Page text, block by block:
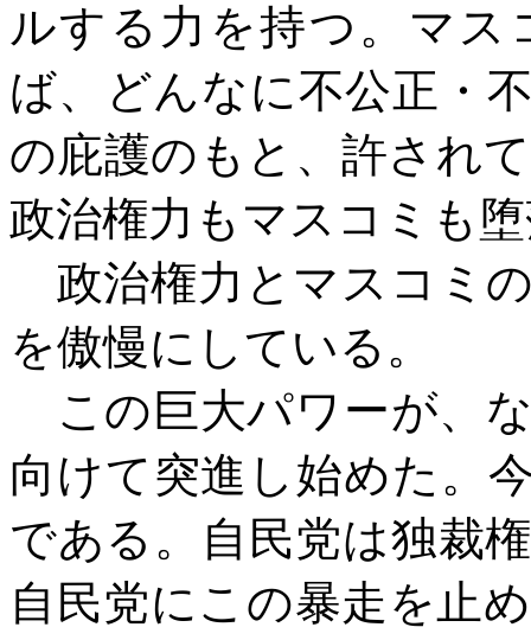
ルする力を持つ。マス
ば、どんなに不公正・
の庇護のもと、許され
政治権力もマスコミも
政治権力とマスコミ
を傲慢にしている。
この巨大パワーが、
向けて突進し始めた。
である。自民党は独裁
自民党にこの暴走を止